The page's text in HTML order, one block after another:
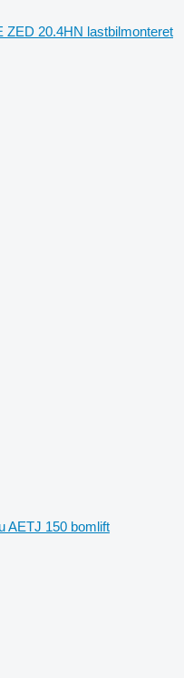
ZED 20.4HN lastbilmonteret
AETJ 150 bomlift